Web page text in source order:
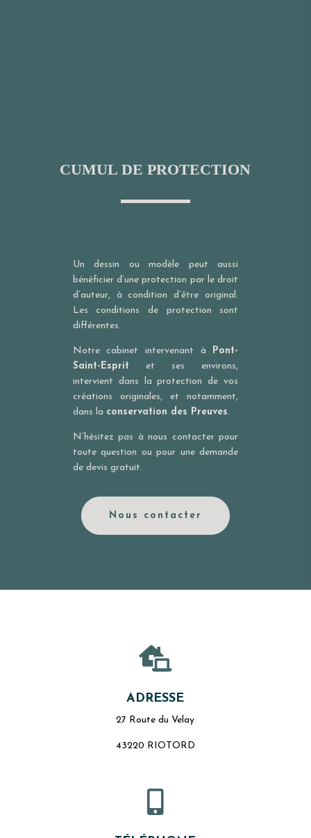
CUMUL DE PROTECTION
Un dessin ou modèle peut aussi
bénéficier d’une protection par le droit
d’auteur, à condition d’être original.
Les conditions de protection sont
différentes.
Notre cabinet intervenant à Pont-
Saint-Esprit et ses environs,
intervient dans la protection de vos
créations originales, et notamment,
dans la conservation des Preuves.
N’hésitez pas à nous contacter pour
toute question ou pour une demande
de devis gratuit.
Nous contacter

ADRESSE
27 Route du Velay
43220 RIOTORD
